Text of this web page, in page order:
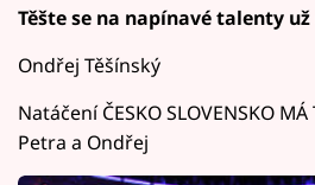
Těšte se na napínavé talenty
Ondřej Těšínský
Natáčení ČESKO SLOVENSKO
Petra a Ondřej